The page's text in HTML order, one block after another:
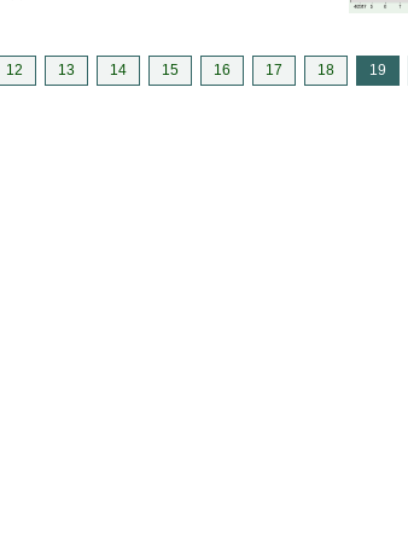
12 13 14 15 16 17 18 19